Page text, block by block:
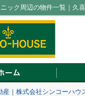
ック周辺の物件一覧｜久
産｜株式会社シンコーハウ